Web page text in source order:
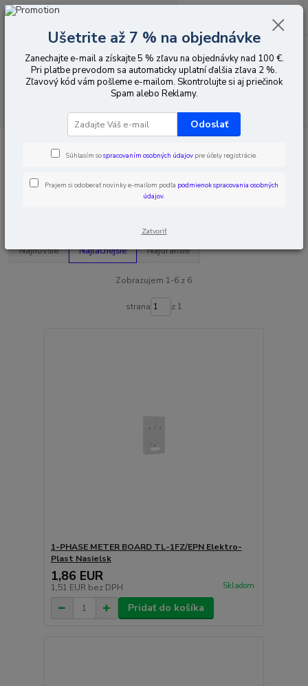
Menu
0,00 EUR
Meter Boards
Najnovšie Najlacnejšie Najdrahšie
Zobrazujem 1-6 z 6
strana z 1
1-PHASE METER BOARD TL-1FZ/EPN Elektro-
Plast Nasielsk
1,86 EUR
1,51 EUR bez DPH Skladom
Pridať do košíka
Ušetrite až 7 % na objednávke
Zanechajte e-mail a získajte 5 % zľavu na objednávky nad 100 €.
Pri platbe prevodom sa automaticky uplatní ďalšia zľava 2 %.
Zľavový kód vám pošleme e-mailom. Skontrolujte si aj priečinok
Spam alebo Reklamy.
Odoslať
Súhlasím sospracovaním osobných údajov pre účely registrácie.
Prajem si odoberať novinky e-mailom podľa podmienok spracovania osobných
údajov.
Zatvoriť